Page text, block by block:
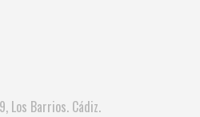
Los Barrios. Cádiz.